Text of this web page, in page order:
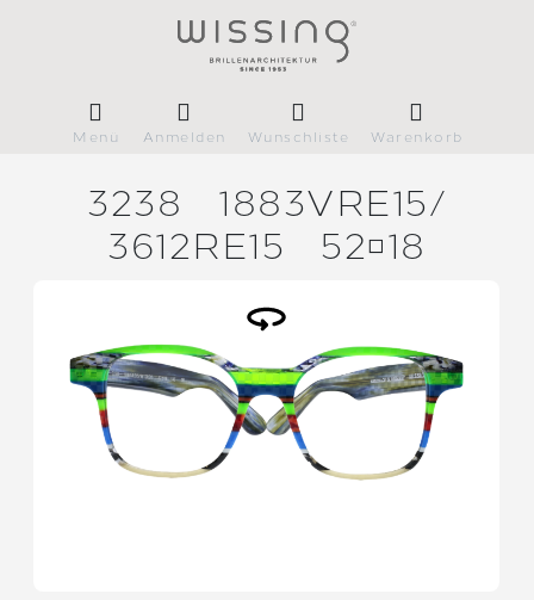
Menü Anmelden Wunschliste Warenkorb
3238
1883VRE15/
3612RE15
5218